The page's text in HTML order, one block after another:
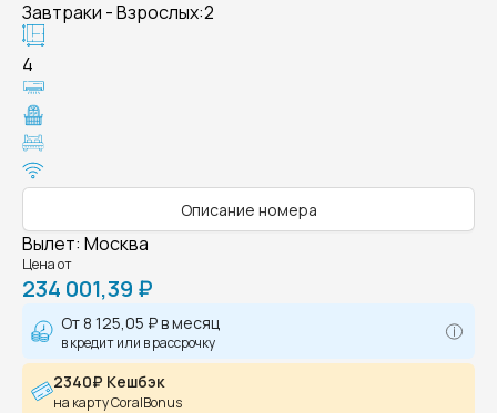
Завтраки - Взрослых:2
4
Описание номера
Вылет: Москва
Цена от
234 001,39 ₽
От 8 125,05 ₽в месяц
в кредит или в рассрочку
2340₽ Кешбэк
на карту CoralBonus